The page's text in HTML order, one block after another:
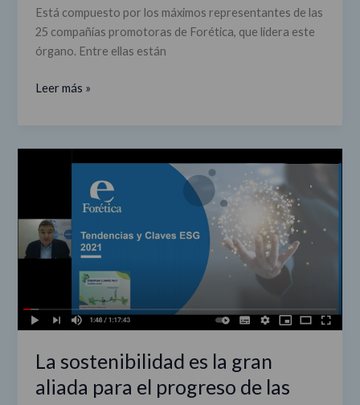
Está compuesto por los máximos representantes de las
25 compañías promotoras de Forética, que lidera este
órgano. Entre ellas están
Leer más »
La sostenibilidad es la gran
aliada para el progreso de las
gran
aliada
progreso
de
empresas